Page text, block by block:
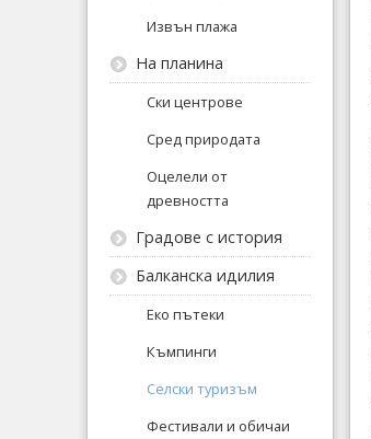
Извън плажа
На планина
Ски центрове
Сред природата
Оцелели от
древността
Градове с история
Балканска идилия
Еко пътеки
Къмпинги
Селски туризъм
Фестивали и обичаи